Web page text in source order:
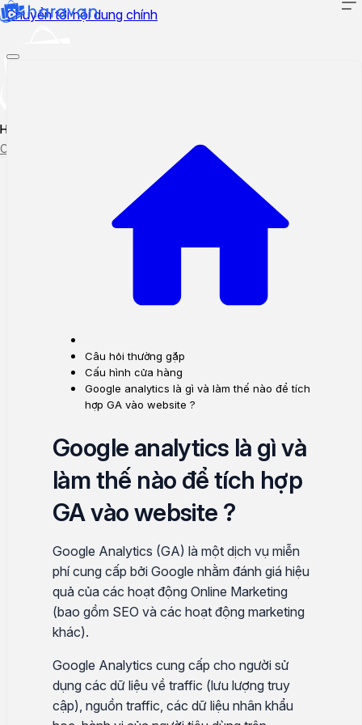
Chuyển tới nội dung chính
Hướng dẫn sử dụng
Cập nhật tính năng mới
Theo dõi ticket
Câu hỏi thường gặp
Cấu hình cửa hàng
Google analytics là gì và làm thế nào để tích
hợp GA vào website ?
Google analytics là gì và
làm thế nào để tích hợp
GA vào website ?
Google Analytics (GA) là một dịch vụ miễn
phí cung cấp bởi Google nhằm đánh giá hiệu
quả của các hoạt động Online Marketing
(bao gồm SEO và các hoạt động marketing
khác).
Google Analytics cung cấp cho người sử
dụng các dữ liệu về traffic (lưu lượng truy
cập), nguồn traffic, các dữ liệu nhân khẩu